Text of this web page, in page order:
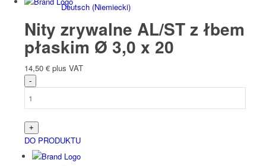
Deutsch(Niemiecki)
English(Angielski)
Nity zrywalne AL/ST z łbem
płaskim Ø 3,0 x 20
14,50 € plus VAT
DO PRODUKTU